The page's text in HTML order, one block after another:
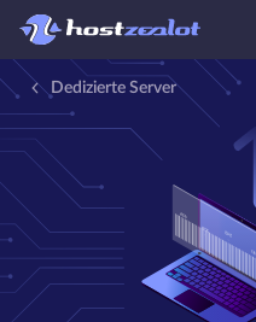
Dedizierte Server